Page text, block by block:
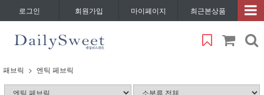
로그인 회원가입 마이페이지 최근본상품
패브릭 엔틱 페브릭